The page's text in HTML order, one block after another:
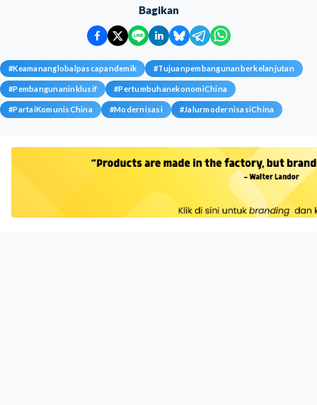
Bagikan
#Keamananglobalpascapandemik #Tujuanpembangunanberkelanjutan
#Pembangunaninklusif #PertumbuhanekonomiChina
#PartaiKomunisChina #Modernisasi #JalurmodernisasiChina